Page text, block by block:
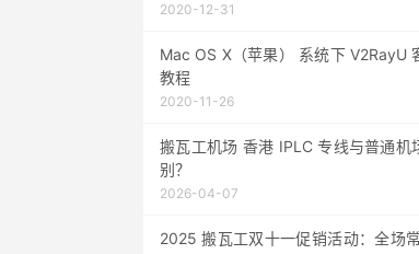
2020-12-31
Mac OS X（苹果） 系统下 V2RayU
教程
2020-11-26
搬瓦工机场 香港 IPLC 专线与普通机
别？
2026-04-07
2025 搬瓦工双十一促销活动：全场